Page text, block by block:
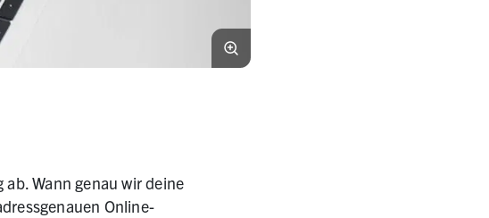
Wann genau wir deine
Online-